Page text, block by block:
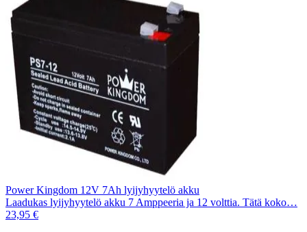
Power Kingdom 12V 7Ah lyijyhyytelö akku
Laadukas lyijyhyytelö akku 7 Amppeeria ja 12 volttia. Tätä koko…
23,95 €